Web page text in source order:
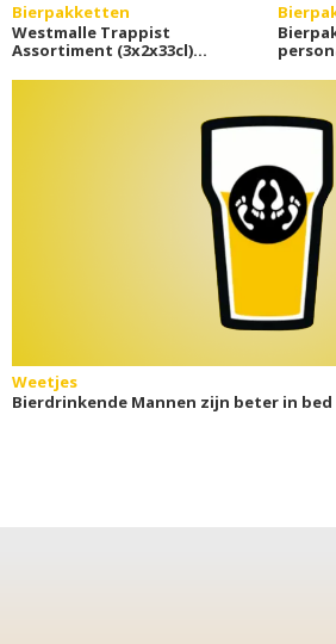
Bierpakketten
Westmalle Trappist
Assortiment (3x2x33cl)
Weetjes
Bierdrinkende Mannen zijn beter in bed